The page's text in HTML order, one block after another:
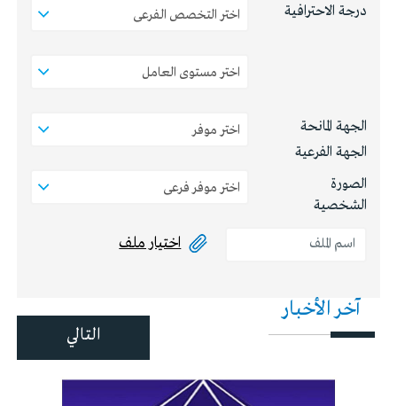
درجة الاحترافية
الجهة المانحة
الجهة الفرعية
الصورة
الشخصية
اختيار ملف
التالي
آخر الأخبار